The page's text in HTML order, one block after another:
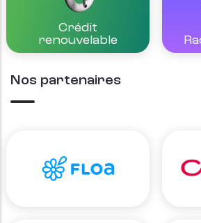
Crédit
renouvelable
Nos partenaires